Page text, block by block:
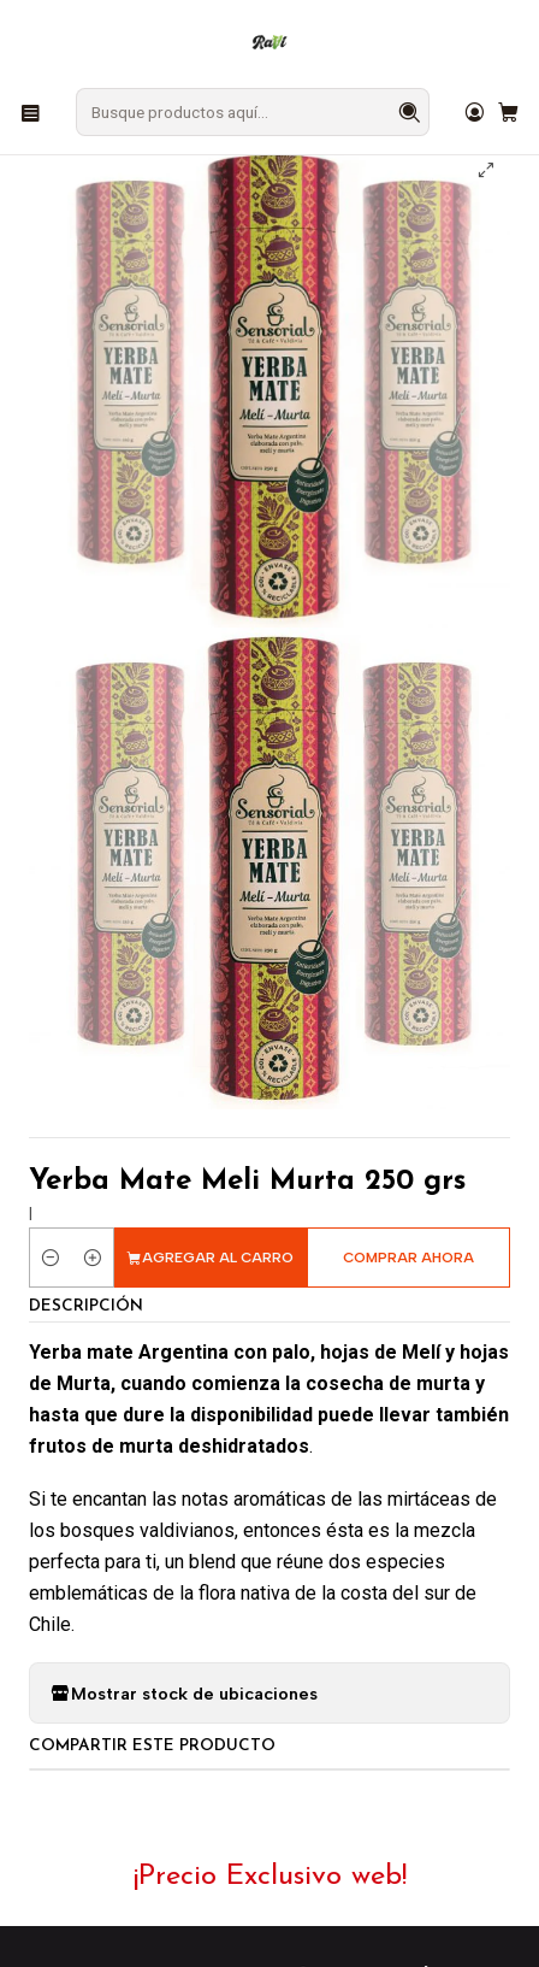
Yerba Mate Meli Murta 250 grs
|
Cantidad
AGREGAR AL CARRO COMPRAR AHORA
DESCRIPCIÓN
Yerba mate Argentina con palo, hojas de Melí y hojas
de Murta, cuando comienza la cosecha de murta y
hasta que dure la disponibilidad puede llevar también
frutos de murta deshidratados.
Si te encantan las notas aromáticas de las mirtáceas de
los bosques valdivianos, entonces ésta es la mezcla
perfecta para ti, un blend que réune dos especies
emblemáticas de la flora nativa de la costa del sur de
Chile.
Mostrar stock de ubicaciones
COMPARTIR ESTE PRODUCTO
¡Precio Exclusivo web!